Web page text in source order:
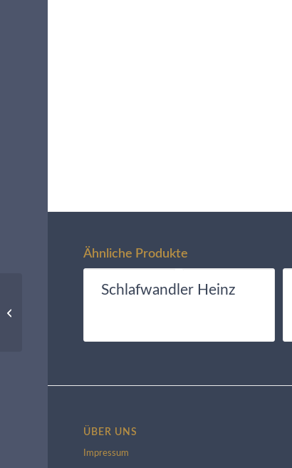
Ähnliche Produkte
Schlafwandler Heinz
ÜBER UNS
Impressum
Rinnenfigur Dachdecker,